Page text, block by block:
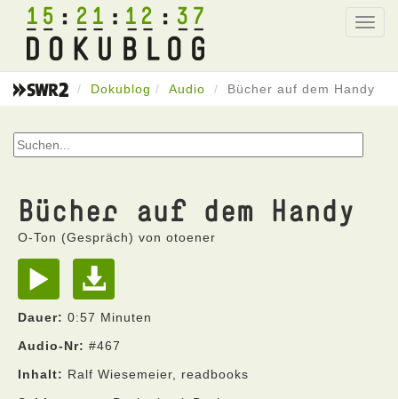
15 21 12 37
Dokublog Audio Bücher auf dem Handy
Bücher auf dem Handy
O-Ton (Gespräch) von otoener
Dauer: 0:57 Minuten
Audio-Nr: #467
Inhalt: Ralf Wiesemeier, readbooks